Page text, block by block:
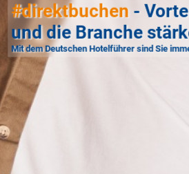
#direktbuchen -
und die Branche
Mit dem Deutschen Hotelführer sind Sie